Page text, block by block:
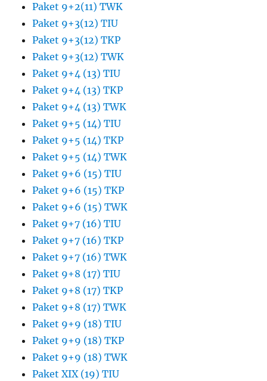
Paket 9+2(11) TWK
Paket 9+3(12) TIU
Paket 9+3(12) TKP
Paket 9+3(12) TWK
Paket 9+4 (13) TIU
Paket 9+4 (13) TKP
Paket 9+4 (13) TWK
Paket 9+5 (14) TIU
Paket 9+5 (14) TKP
Paket 9+5 (14) TWK
Paket 9+6 (15) TIU
Paket 9+6 (15) TKP
Paket 9+6 (15) TWK
Paket 9+7 (16) TIU
Paket 9+7 (16) TKP
Paket 9+7 (16) TWK
Paket 9+8 (17) TIU
Paket 9+8 (17) TKP
Paket 9+8 (17) TWK
Paket 9+9 (18) TIU
Paket 9+9 (18) TKP
Paket 9+9 (18) TWK
Paket XIX (19) TIU